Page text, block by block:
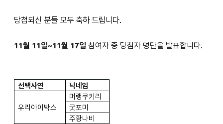
당첨되신 분들 모두 축하 드립니다.
11월 11일~11월 17일 참여자 중 당첨자 명단을 발표합니다.
선택사연 닉네임
우리아이박스
머랭쿠키리
굿포미
주황나비